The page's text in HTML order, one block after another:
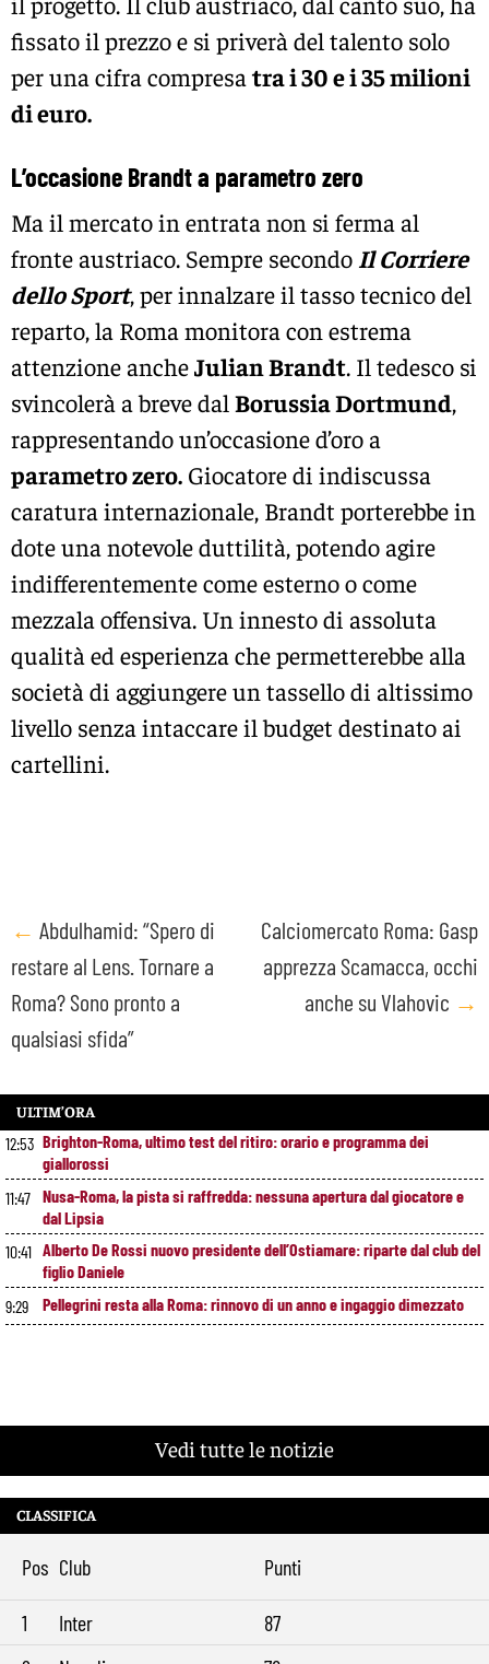
fissato il prezzo e si priverà del talento solo
per una cifra compresa tra i 30 e i 35 milioni
di euro.
L’occasione Brandt a parametro zero
Ma il mercato in entrata non si ferma al
fronte austriaco. Sempre secondo Il Corriere
dello Sport, per innalzare il tasso tecnico del
reparto, la Roma monitora con estrema
attenzione ancheJulian Brandt. Il tedesco si
svincolerà a breve dal Borussia Dortmund,
rappresentando un’occasione d’oro a
parametro zero. Giocatore di indiscussa
caratura internazionale, Brandt porterebbe in
dote una notevole duttilità, potendo agire
indifferentemente come esterno o come
mezzala offensiva. Un innesto di assoluta
qualità ed esperienza che permetterebbe alla
società di aggiungere un tassello di altissimo
livello senza intaccare il budget destinato ai
cartellini.
Post
navigation
← Abdulhamid: “Spero di
restare al Lens. Tornare a
Roma? Sono pronto a
qualsiasi sfida”
Calciomercato Roma: Gasp
apprezza Scamacca, occhi
anche su Vlahovic →
ULTIM’ORA
12:53 Brighton-Roma, ultimo test del ritiro: orario e programma dei
giallorossi
11:47 Nusa-Roma, la pista si raffredda: nessuna apertura dal giocatore e
dal Lipsia
10:41 Alberto De Rossi nuovo presidente dell’Ostiamare: riparte dal club del
figlio Daniele
9:29
Pellegrini resta alla Roma: rinnovo di un anno e ingaggio dimezzato
Vedi tutte le notizie
CLASSIFICA
Pos Club Punti
1 Inter
87